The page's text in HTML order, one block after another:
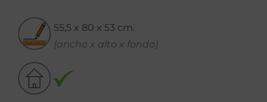
55,5 x 80 x 53 cm.
(ancho x alto x fondo)